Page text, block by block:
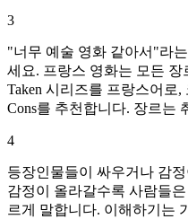
3
"너무 예술 영화 같아서"라
세요. 프랑스 영화는 모든
Taken 시리즈를 프랑스어로
Cons를 추천합니다. 장르는
4
등장인물들이 싸우거나 감
감정이 올라갈수록 사람들
르게 말합니다. 이해하기는